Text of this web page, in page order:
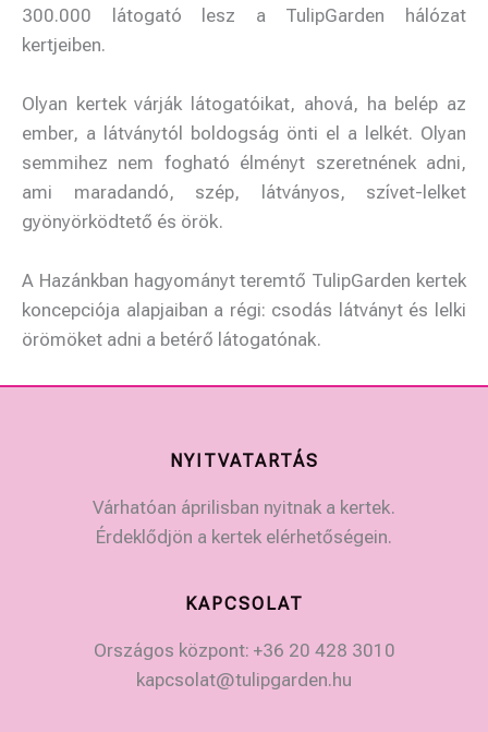
300.000 látogató lesz a TulipGarden hálózat
kertjeiben.
Olyan kertek várják látogatóikat, ahová, ha belép az
ember, a látványtól boldogság önti el a lelkét. Olyan
semmihez nem fogható élményt szeretnének adni,
ami maradandó, szép, látványos, szívet-lelket
gyönyörködtető és örök.
A Hazánkban hagyományt teremtő TulipGarden kertek
koncepciója alapjaiban a régi: csodás látványt és lelki
örömöket adni a betérő látogatónak.
NYITVATARTÁS
Várhatóan áprilisban nyitnak a kertek.
Érdeklődjön a kertek elérhetőségein.
KAPCSOLAT
Országos központ: +36 20 428 3010
kapcsolat@tulipgarden.hu